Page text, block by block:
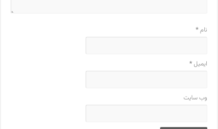
نام*
ایمیل*
وب‌ سایت